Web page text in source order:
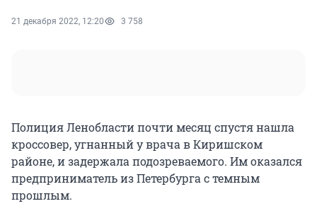
21 декабря 2022, 12:20 3 758
Полиция Ленобласти почти месяц спустя нашла
кроссовер, угнанный у врача в Киришском
районе, и задержала подозреваемого. Им оказался
предприниматель из Петербурга с темным
прошлым.